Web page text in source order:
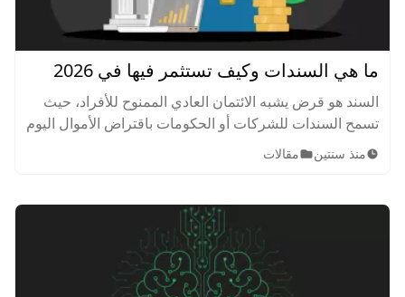
ما هي السندات وكيف تستثمر فيها في 2026
السند هو قرض يشبه الائتمان العادي الممنوح للأفراد، حيث
تسمح السندات للشركات أو الحكومات باقتراض الأموال اليوم
وسدادها في المستقبل، كما يتم توضيح تاريخ الاسترداد وسعر
الفائدة المتفق عليه بعناية في مستند قانوني.
منذ سنتين مقالات